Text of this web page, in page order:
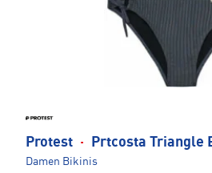
Protest · Prtcosta Triangle
Damen Bikinis